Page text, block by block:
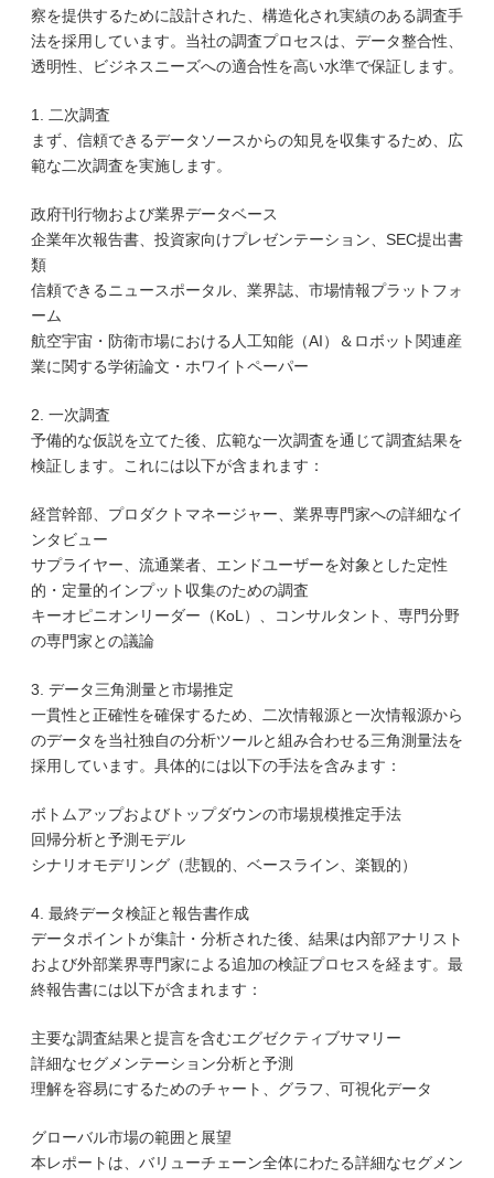
察を提供するために設計された、構造化され実績のある調査手
法を採用しています。当社の調査プロセスは、データ整合性、
透明性、ビジネスニーズへの適合性を高い水準で保証します。
1. 二次調査
まず、信頼できるデータソースからの知見を収集するため、広
範な二次調査を実施します。
政府刊行物および業界データベース
企業年次報告書、投資家向けプレゼンテーション、SEC提出書
類
信頼できるニュースポータル、業界誌、市場情報プラットフォ
ーム
航空宇宙・防衛市場における人工知能（AI）＆ロボット関連産
業に関する学術論文・ホワイトペーパー
2. 一次調査
予備的な仮説を立てた後、広範な一次調査を通じて調査結果を
検証します。これには以下が含まれます：
経営幹部、プロダクトマネージャー、業界専門家への詳細なイ
ンタビュー
サプライヤー、流通業者、エンドユーザーを対象とした定性
的・定量的インプット収集のための調査
キーオピニオンリーダー（KoL）、コンサルタント、専門分野
の専門家との議論
3. データ三角測量と市場推定
一貫性と正確性を確保するため、二次情報源と一次情報源から
のデータを当社独自の分析ツールと組み合わせる三角測量法を
採用しています。具体的には以下の手法を含みます：
ボトムアップおよびトップダウンの市場規模推定手法
回帰分析と予測モデル
シナリオモデリング（悲観的、ベースライン、楽観的）
4. 最終データ検証と報告書作成
データポイントが集計・分析された後、結果は内部アナリスト
および外部業界専門家による追加の検証プロセスを経ます。最
終報告書には以下が含まれます：
主要な調査結果と提言を含むエグゼクティブサマリー
詳細なセグメンテーション分析と予測
理解を容易にするためのチャート、グラフ、可視化データ
グローバル市場の範囲と展望
本レポートは、バリューチェーン全体にわたる詳細なセグメン